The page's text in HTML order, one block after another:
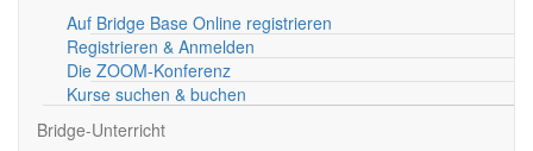
Auf Bridge Base Online registrieren
Registrieren & Anmelden
Die ZOOM-Konferenz
Kurse suchen & buchen
Bridge-Unterricht